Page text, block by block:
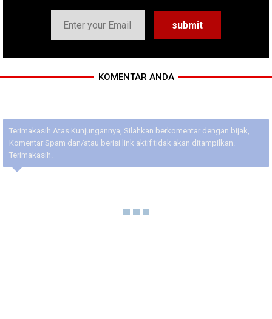
KOMENTAR ANDA
Terimakasih Atas Kunjungannya, Silahkan berkomentar dengan bijak,
Komentar Spam dan/atau berisi link aktif tidak akan ditampilkan.
Terimakasih.